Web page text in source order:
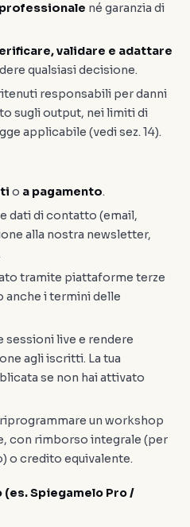
né garanzia di
validare e adattare
qualsiasi decisione.
responsabili per danni
sugli output, nei limiti di
applicabile (vedi sez. 14).
o a pagamento.
dati di contatto (email,
alla nostra newsletter,
tramite piattaforme terze
anche i termini delle
sessioni live e rendere
agli iscritti. La tua
se non hai attivato
un workshop
con rimborso integrale (per
o credito equivalente.
Spiegamelo Pro /